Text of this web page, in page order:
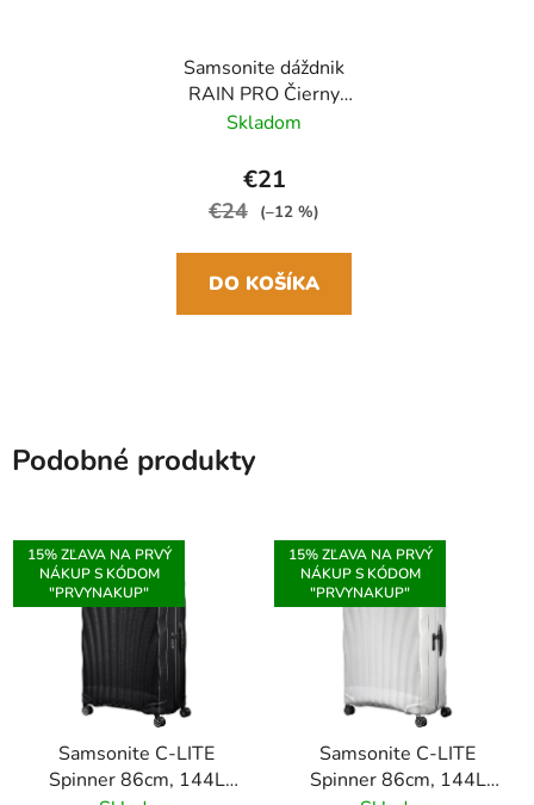
Samsonite dáždnik
RAIN PRO Čierny
skladací manuálny
Skladom
€21
€24 (–12 %)
DO KOŠÍKA
Podobné produkty
15% ZĽAVA NA PRVÝ
NÁKUP S KÓDOM
"PRVYNAKUP"
Samsonite C-LITE
Spinner 86cm, 144L
15% ZĽAVA NA PRVÝ
NÁKUP S KÓDOM
"PRVYNAKUP"
Samsonite C-LITE
Spinner 86cm, 144L